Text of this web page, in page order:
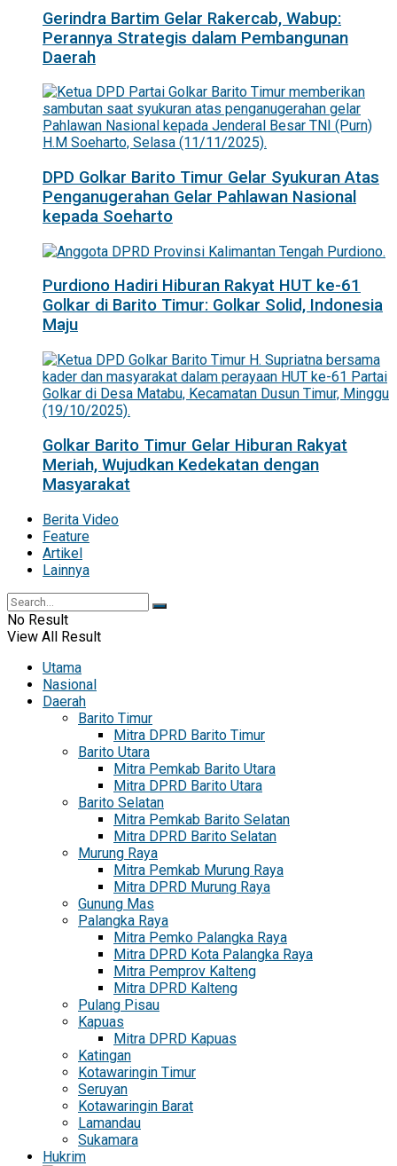
Gerindra Bartim Gelar Rakercab, Wabup:
Perannya Strategis dalam Pembangunan
Daerah
DPD Golkar Barito Timur Gelar Syukuran Atas
Penganugerahan Gelar Pahlawan Nasional
kepada Soeharto
Purdiono Hadiri Hiburan Rakyat HUT ke-61
Golkar di Barito Timur: Golkar Solid, Indonesia
Maju
Golkar Barito Timur Gelar Hiburan Rakyat
Meriah, Wujudkan Kedekatan dengan
Masyarakat
Berita Video
Feature
Artikel
Lainnya
No Result
View All Result
Utama
Nasional
Daerah
Barito Timur
Mitra DPRD Barito Timur
Barito Utara
Mitra Pemkab Barito Utara
Mitra DPRD Barito Utara
Barito Selatan
Mitra Pemkab Barito Selatan
Mitra DPRD Barito Selatan
Murung Raya
Mitra Pemkab Murung Raya
Mitra DPRD Murung Raya
Gunung Mas
Palangka Raya
Mitra Pemko Palangka Raya
Mitra DPRD Kota Palangka Raya
Mitra Pemprov Kalteng
Mitra DPRD Kalteng
Pulang Pisau
Kapuas
Mitra DPRD Kapuas
Katingan
Kotawaringin Timur
Seruyan
Kotawaringin Barat
Lamandau
Sukamara
Hukrim